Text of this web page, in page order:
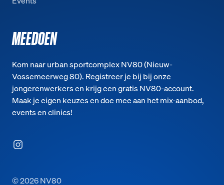
MEEDOEN
Kom naar urban sportcomplex NV80 (Nieuw-
Vossemeerweg 80). Registreer je bij bij onze
jongerenwerkers en krijg een gratis NV80-account.
Maak je eigen keuzes en doe mee aan het mix-aanbod,
events en clinics!
©2026NV80